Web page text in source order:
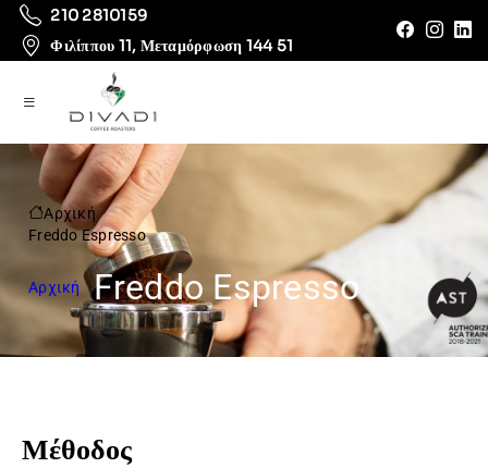
210 2810159
Φιλίππου 11, Μεταμόρφωση 144 51
Αρχική
Freddo Espresso
Αρχική Freddo Espresso
Μέθοδος